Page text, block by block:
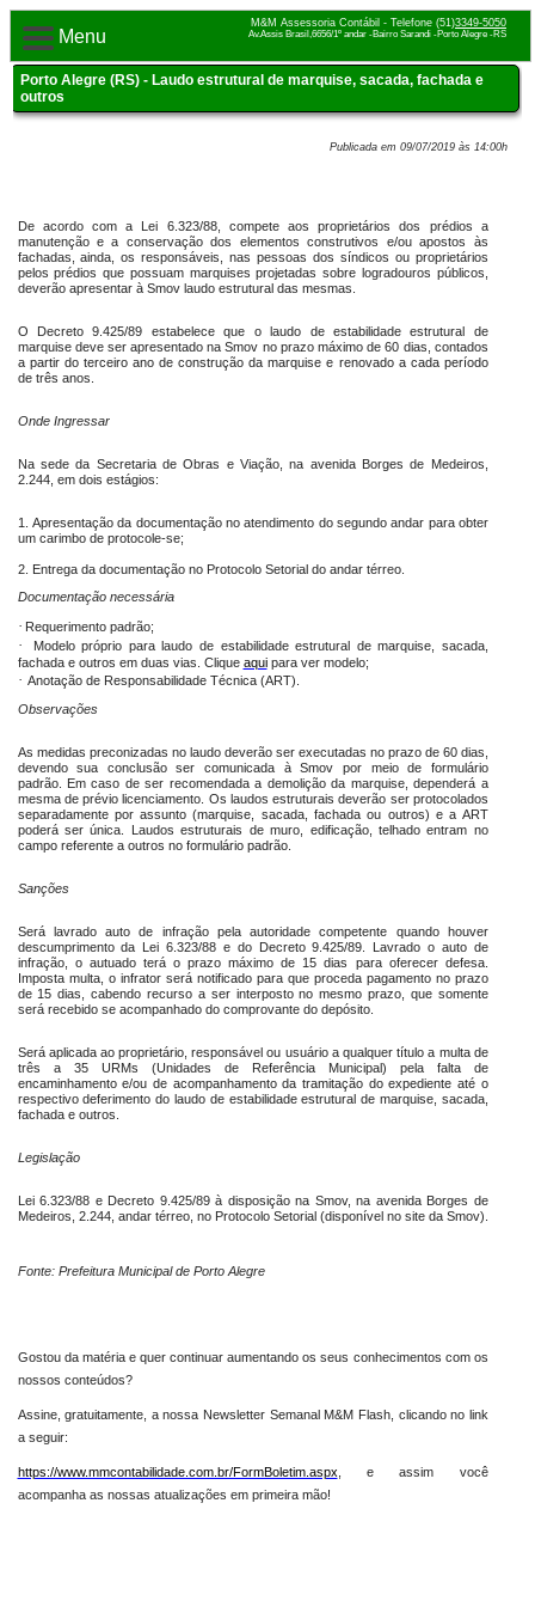
Menu
M&M Assessoria Contábil - Telefone (51)3349-5050
Av.Assis Brasil,6656/1º andar -Bairro Sarandi -Porto Alegre -RS
Porto Alegre (RS) - Laudo estrutural de marquise, sacada, fachada e
outros
Publicada em 09/07/2019 às 14:00h
De acordo com a Lei 6.323/88, compete aos proprietários dos prédios a
manutenção e a conservação dos elementos construtivos e/ou apostos às
fachadas, ainda, os responsáveis, nas pessoas dos síndicos ou proprietários
pelos prédios que possuam marquises projetadas sobre logradouros públicos,
deverão apresentar à Smov laudo estrutural das mesmas.
O Decreto 9.425/89 estabelece que o laudo de estabilidade estrutural de
marquise deve ser apresentado na Smov no prazo máximo de 60 dias, contados
a partir do terceiro ano de construção da marquise e renovado a cada período
de três anos.
Onde Ingressar
Na sede da Secretaria de Obras e Viação, na avenida Borges de Medeiros,
2.244, em dois estágios:
1.
Apresentação da documentação no atendimento do segundo andar para obter
um carimbo de protocole-se;
2. Entrega da documentação no Protocolo Setorial do andar térreo.
Documentação necessária
· Requerimento padrão;
·
Modelo próprio para laudo de estabilidade estrutural de marquise, sacada,
fachada e outros em duas vias. Clique aquipara ver modelo;
· Anotação de Responsabilidade Técnica (ART).
Observações
As medidas preconizadas no laudo deverão ser executadas no prazo de 60 dias,
devendo sua conclusão ser comunicada à Smov por meio de formulário
padrão. Em caso de ser recomendada a demolição da marquise, dependerá a
mesma de prévio licenciamento. Os laudos estruturais deverão ser protocolados
separadamente por assunto (marquise, sacada, fachada ou outros) e a ART
poderá ser única. Laudos estruturais de muro, edificação, telhado entram no
campo referente a outros no formulário padrão.
Sanções
Será lavrado auto de infração pela autoridade competente quando houver
descumprimento da Lei 6.323/88 e do Decreto 9.425/89. Lavrado o auto de
infração, o autuado terá o prazo máximo de 15 dias para oferecer defesa.
Imposta multa, o infrator será notificado para que proceda pagamento no prazo
de 15 dias, cabendo recurso a ser interposto no mesmo prazo, que somente
será recebido se acompanhado do comprovante do depósito.
Será aplicada ao proprietário, responsável ou usuário a qualquer título a multa de
três a 35 URMs (Unidades de Referência Municipal) pela falta de
encaminhamento e/ou de acompanhamento da tramitação do expediente até o
respectivo deferimento do laudo de estabilidade estrutural de marquise, sacada,
fachada e outros.
Legislação
Lei 6.323/88 e Decreto 9.425/89 à disposição na Smov, na avenida Borges de
Medeiros, 2.244, andar térreo, no Protocolo Setorial (disponível no site da Smov).
Fonte: Prefeitura Municipal de Porto Alegre
Gostou da matéria e quer continuar aumentando os seus conhecimentos com os
nossos conteúdos?
Assine, gratuitamente, a nossa Newsletter Semanal M&M Flash, clicando no link
a seguir:
https://www.mmcontabilidade.com.br/FormBoletim.aspx , e assim você
acompanha as nossas atualizações em primeira mão!